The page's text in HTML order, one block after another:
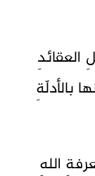
العقائدِ
بالأدلّةِ
اللهِ